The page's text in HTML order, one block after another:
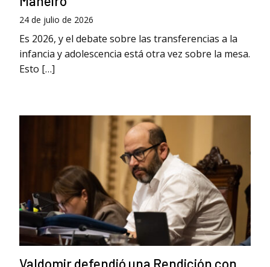
24 de julio de 2026
Es 2026, y el debate sobre las transferencias a la
infancia y adolescencia está otra vez sobre la mesa.
Esto […]
Valdomir defendió una Rendición con